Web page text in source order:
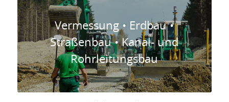
Vermessung • Erdbau •
Straßenbau • Kanal- und
Rohrleitungsbau